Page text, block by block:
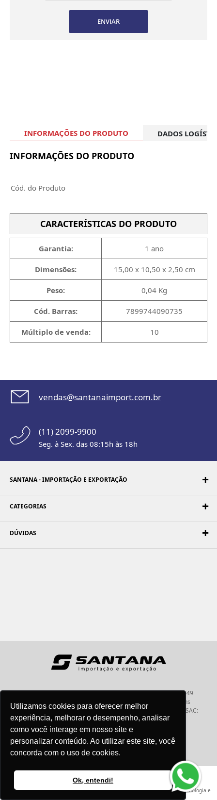
Utilizamos cookies para oferecer melhor
experiência, melhorar o desempenho, analisar
como você interage em nosso site e
personalizar conteúdo. Ao utilizar este site, você
concorda com o uso de cookies.
Ok, entendi!
ENVIAR
INFORMAÇÕES DO PRODUTO DADOS
INFORMAÇÕES DO PRODUTO
Cód. do Produto
CARACTERÍSTICAS DO PRODUTO
Garantia: 1 ano
Dimensões: 15,00 x 10,50 x 2,50 cm
Peso: 0,04 Kg
Cód. Barras: 7899744090735
Múltiplo de venda: 10
vendas@santanaimport.com.br
(11) 2099-9900
Seg. à Sex. das 08:15h às 18h
SANTANA - IMPORTAÇÃO E EXPORTAÇÃO
CATEGORIAS
DÚVIDAS
Santana - Importação e Exportação - CNPJ:57.464.653/0001-49
Atendimento por telefone: dias úteis, das 08:15hs às 18:00hs
Fone:(11) 2099-9900 - E-mail:vendas@santanaimport.com.br
SAC:
sac@santanaimport.com.br
Termos de uso
Criação e Desenvolvimento AgênciaNew Humans| PlataformaAdd Suite- Tecnologia e